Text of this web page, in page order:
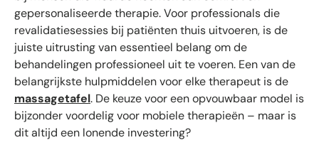
gepersonaliseerde therapie. Voor professionals die
revalidatiesessies bij patiënten thuis uitvoeren, is de
juiste uitrusting van essentieel belang om de
behandelingen professioneel uit te voeren. Een van de
belangrijkste hulpmiddelen voor elke therapeut is de
massagetafel. De keuze voor een opvouwbaar model is
bijzonder voordelig voor mobiele therapieën – maar is
dit altijd een lonende investering?